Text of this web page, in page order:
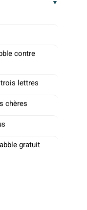
contre
lettres
chères
gratuit